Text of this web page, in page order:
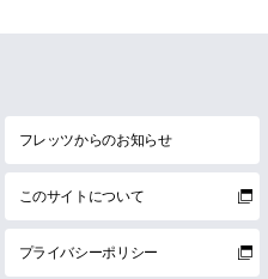
フレッツからのお知らせ
このサイトについて
プライバシーポリシー